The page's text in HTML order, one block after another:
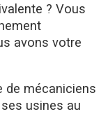
? Vous
avons votre
de mécaniciens
usines au